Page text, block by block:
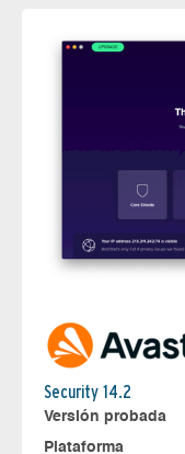
Security 14.2
Versión probada
Plataforma